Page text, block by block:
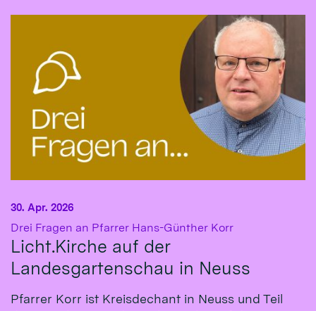
Drei Fragen an Pfarrer Hans-Günther Korr:
Licht.Kirche auf der
Landesgartenschau in Neuss
30. Apr. 2026
Pfarrer Korr ist Kreisdechant in Neuss und Teil